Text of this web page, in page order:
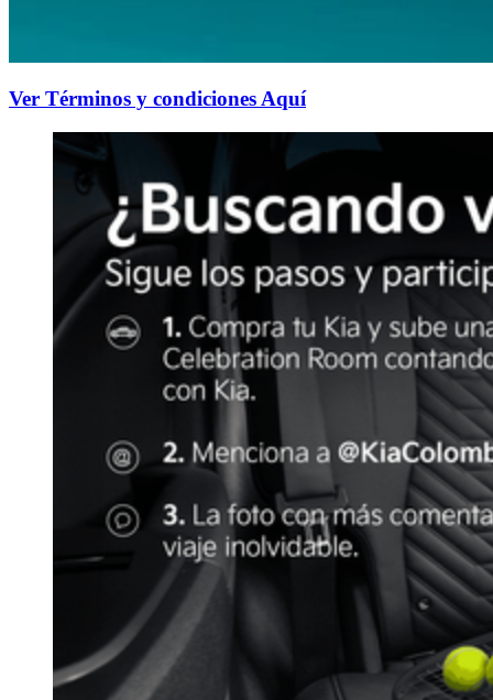
Ver Términos y condiciones Aquí